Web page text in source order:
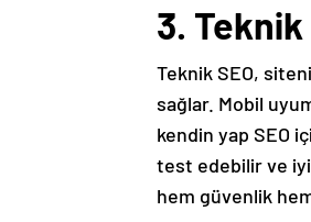
3.
Teknik SEO,
sağlar. Mobil
kendin yap SEO
test edebilir ve
hem güvenlik